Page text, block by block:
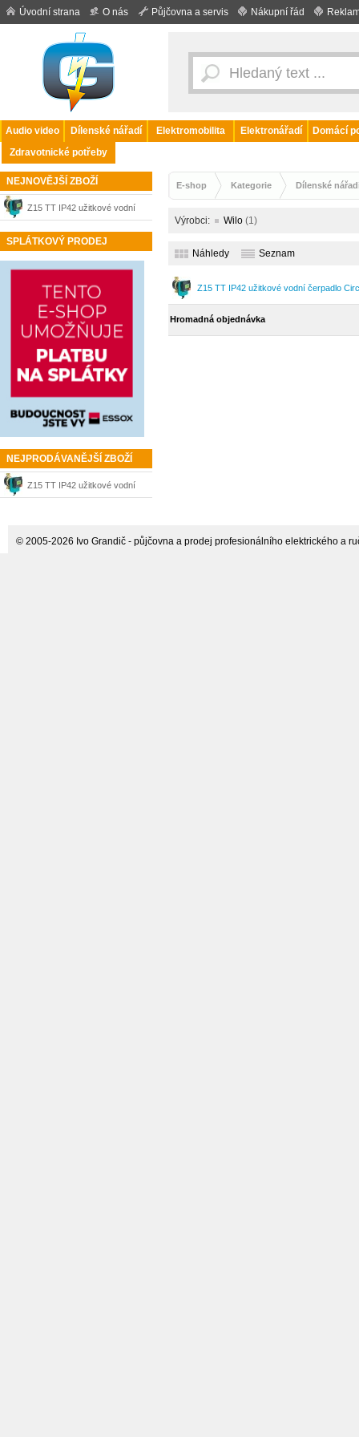
Úvodní strana O nás Půjčovna a servis Nákupní řád
Audio video Dílenské nářadí Elektromobilita Elektronářadí
Domácí
Zdravotnické potřeby
NEJNOVĚJŠÍ ZBOŽÍ
Z15 TT IP42 užitkové vodní
čerpadlo Circostar Wilo
SPLÁTKOVÝ PRODEJ
NEJPRODÁVANĚJŠÍ ZBOŽÍ
Z15 TT IP42 užitkové vodní
E-shop Kategorie Dílenské
Výrobci: Wilo (1)
Náhledy Seznam
Z15 TT IP42 užitkové vodní čerpadlo
Hromadná objednávka
© 2005-2026 Ivo Grandič - půjčovna a prodej profesionálního elektrického a